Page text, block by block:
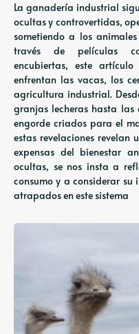
La ganadería industrial
ocultas y controvertidas,
sometiendo a los
través de películas
encubiertas, este
enfrentan las vacas, los
agricultura industrial.
granjas lecheras hasta
engorde criados para el
estas revelaciones
expensas del bienestar
ocultas, se nos insta a
consumo y a considerar su
atrapados en este sistema